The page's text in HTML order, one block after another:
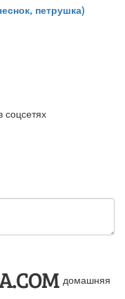
петрушка)
соцсетях
домашняя